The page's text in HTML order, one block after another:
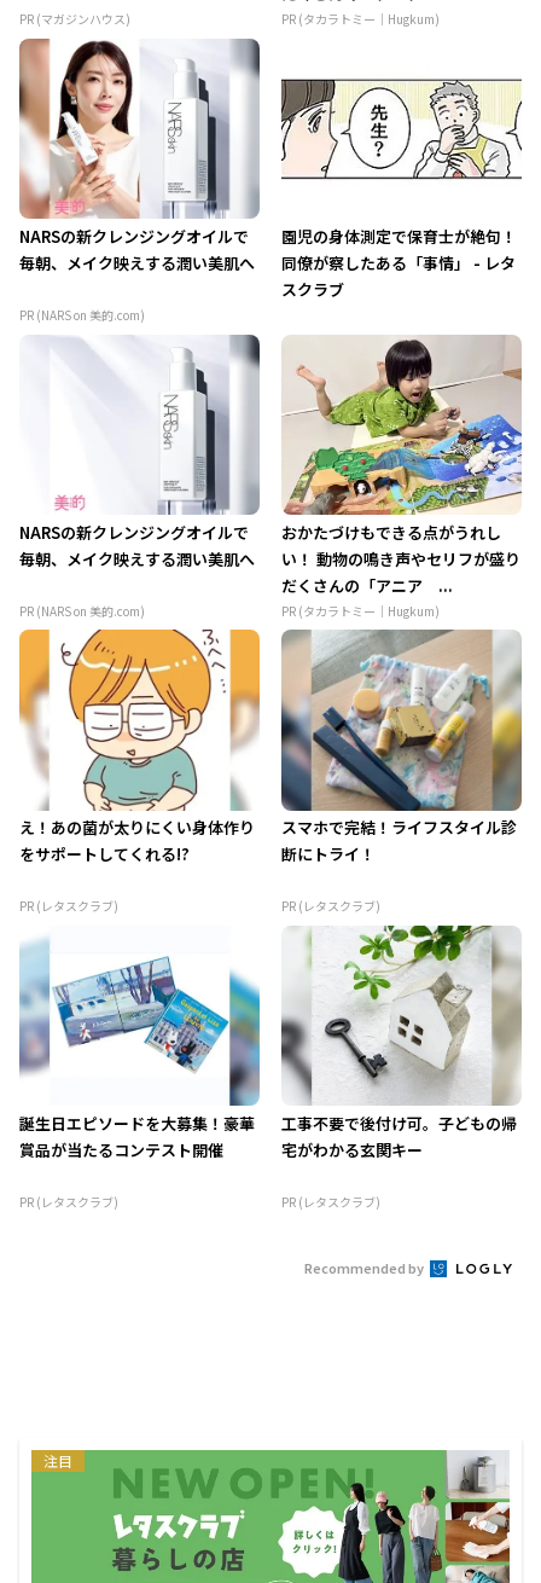
PR (マガジンハウス) PR (タカラトミー｜Hugkum)
NARSの新クレンジングオイルで
毎朝、メイク映えする潤い美肌へ
PR (NARS on 美的.com)
園児の身体測定で保育士が絶句！
同僚が察したある「事情」 - レタ
スクラブ
NARSの新クレンジングオイルで
毎朝、メイク映えする潤い美肌へ
PR (NARS on 美的.com)
おかたづけもできる点がうれし
い！ 動物の鳴き声やセリフが盛り
だくさんの「アニア ...
PR (タカラトミー｜Hugkum)
え！あの菌が太りにくい身体作り
をサポートしてくれる!?
PR (レタスクラブ)
スマホで完結！ライフスタイル診
断にトライ！
PR (レタスクラブ)
誕生日エピソードを大募集！豪華
賞品が当たるコンテスト開催
PR (レタスクラブ)
工事不要で後付け可。子どもの帰
宅がわかる玄関キー
PR (レタスクラブ)
Recommended by
注目